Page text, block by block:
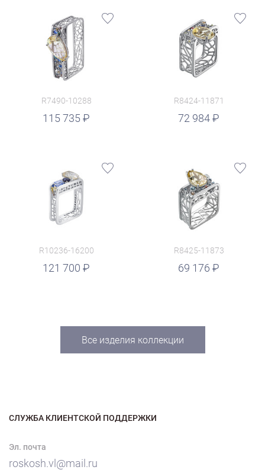
R7490-10288
115 735
R8424-11871
72 984
руб.
R10236-16200
121 700
R8425-11873
69 176
руб.
Все изделия коллекции
СЛУЖБА КЛИЕНТСКОЙ ПОДДЕРЖКИ
Эл. почта
roskosh.vl@mail.ru